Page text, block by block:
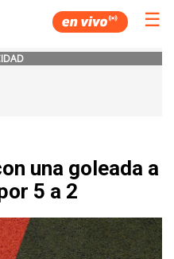
☰
una goleada a
5 a 2